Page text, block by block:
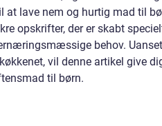
lave nem og hurtig mad til
opskrifter, der er skabt
behov.
vil denne artikel give
til børn.